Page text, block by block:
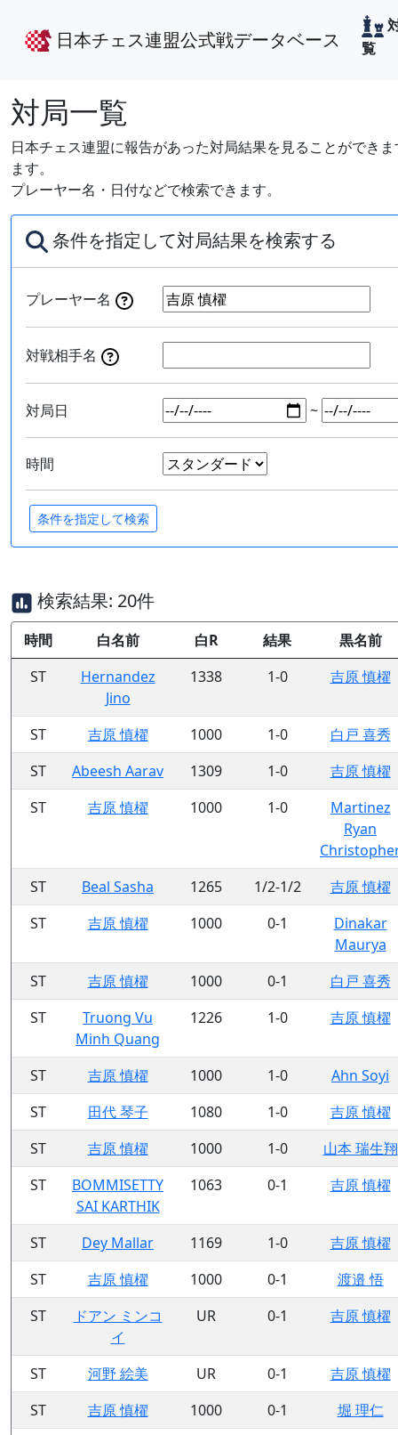
日本チェス連盟公式戦データベース
覧
対局一覧
日本チェス連盟に報告があった対局結果を見ることができ
ます。
プレーヤー名・日付などで検索できます。
条件を指定して対局結果を検索する
プレーヤー名
対戦相手名
対局日 ~
時間
検索結果: 20件
時間 白名前 白R 結果
黒名前
ST
Hernandez
Jino
1338 1-0 吉原 慎櫂
ST 吉原 慎櫂 1000 1-0
白戸 喜秀
ST
Abeesh Aarav 1309 1-0
吉原 慎櫂
ST
吉原 慎櫂 1000 1-0
Martinez
Ryan
ST
Beal Sasha 1265 1/2-1/2
吉原 慎櫂
ST
吉原 慎櫂 1000 0-1
Dinakar
Maurya
ST
吉原 慎櫂 1000 0-1
白戸 喜秀
ST
Truong Vu
Minh Quang
1226 1-0 吉原 慎櫂
ST 吉原 慎櫂 1000 1-0
Ahn Soyi
ST
田代 琴子 1080 1-0
吉原 慎櫂
ST
吉原 慎櫂 1000 1-0
山本 瑞生翔
ST
BOMMISETTY
SAI KARTHIK
1063 0-1 吉原 慎櫂
ST Dey Mallar 1169 1-0
吉原 慎櫂
ST
吉原 慎櫂 1000 0-1
渡邉 悟
ST
ドアン ミンコ
イ
UR 0-1 吉原 慎櫂
ST 河野 絵美 UR 0-1
吉原 慎櫂
ST
吉原 慎櫂 1000 0-1
堀 理仁